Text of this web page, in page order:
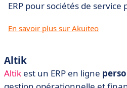
ERP pour sociétés de service
En savoir plus sur Akuiteo
Altik
Altik est un ERP en ligne